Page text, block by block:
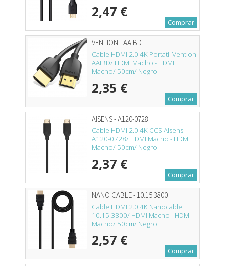
2,47 €
Comprar
VENTION - AAIBD
Cable HDMI 2.0 4K Portatil Vention
AAIBD/ HDMI Macho - HDMI
Macho/ 50cm/ Negro
2,35 €
Comprar
AISENS - A120-0728
Cable HDMI 2.0 4K CCS Aisens
A120-0728/ HDMI Macho - HDMI
Macho/ 50cm/ Negro
2,37 €
Comprar
NANO CABLE - 10.15.3800
Cable HDMI 2.0 4K Nanocable
10.15.3800/ HDMI Macho - HDMI
Macho/ 50cm/ Negro
2,57 €
Comprar